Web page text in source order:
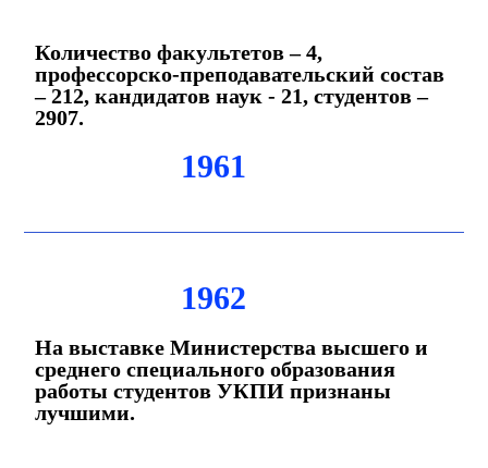
Количество факультетов – 4,
профессорско-преподавательский состав
– 212, кандидатов наук - 21, студентов –
2907.
1961
1962
На выставке Министерства высшего и
среднего специального образования
работы студентов УКПИ признаны
лучшими.